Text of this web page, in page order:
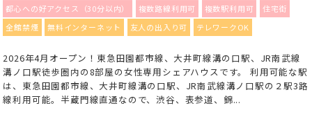
都心への好アクセス（30分以内）
複数路線利用可 複数駅利用可
住宅街
全館禁煙
無料インターネット 友人の出入り可 テレワークOK
2026年4月オープン！東急田園都市線、大井町線溝の口駅、JR南武線
溝ノ口駅徒歩圏内の8部屋の女性専用シェアハウスです。 利用可能な駅
は、東急田園都市線、大井町線溝の口駅、JR南武線溝ノ口駅の２駅3路
線利用可能。半蔵門線直通なので、渋谷、表参道、錦...